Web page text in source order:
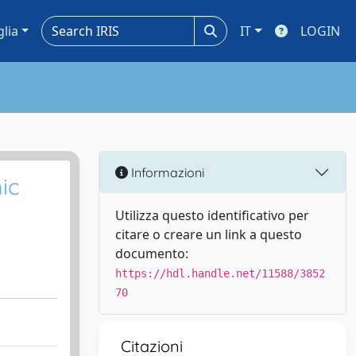
IT LOGIN
Informazioni
Utilizza questo identificativo per
citare o creare un link a questo
documento:
https://hdl.handle.net/11588/3852
70
Citazioni